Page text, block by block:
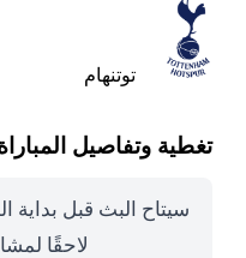
توتنهام
تغطية وتفاصيل
سيتاح البث قبل بداية
لاحقًا